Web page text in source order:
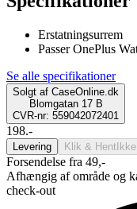
Erstatningsurrem
Passer OnePlus
Se alle specifikationer
Solgt af CaseOnline.dk
Blomgatan 17 B
CVR-nr: 559042072401
198.-
Levering Klik & Hent
Forsendelse fra 49,-
Afhængig af område og
check-out